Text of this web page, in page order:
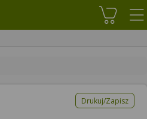
Koszyk
Drukuj/Zapisz